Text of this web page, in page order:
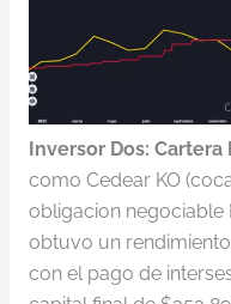
Inversor Dos: Cartera
como Cedear KO
obligacion negociable
obtuvo un
con el pago de